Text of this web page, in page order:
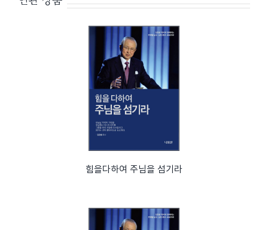
힘을다하여 주님을 섬기라